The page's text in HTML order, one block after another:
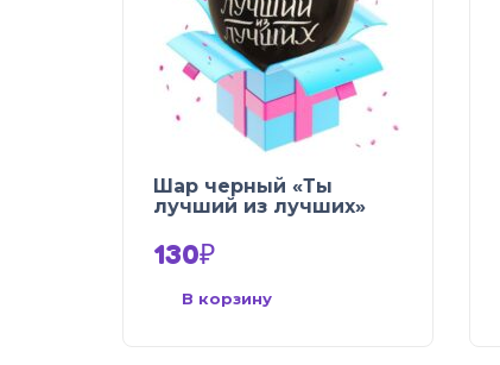
Шар черный «Ты
лучший из лучших»
130₽
В корзину